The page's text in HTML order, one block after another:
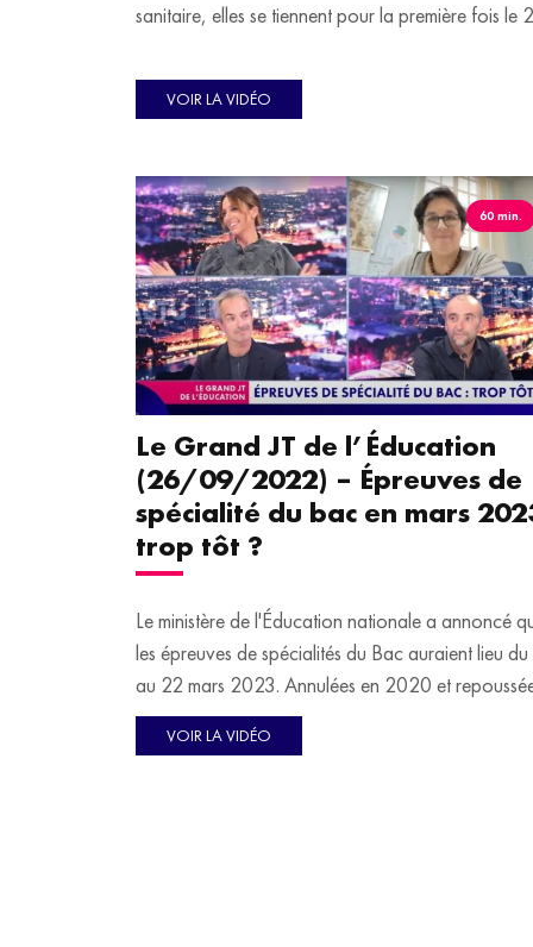
sanitaire, elles se tiennent pour la première fois le
Blanquer. Dans son "Antisèche", Emma Guessel
explique pourquoi ces épreuves suscitent de vives
VOIR LA VIDÉO
60 min.
Le Grand JT de l’Éducation
(26/09/2022) – Épreuves de
spécialité du bac en mars
trop tôt ?
Le ministère de l'Éducation nationale a annoncé
les épreuves de spécialités du Bac auraient lieu
au 22 mars 2023. Annulées en 2020 et
en 2021 en raison de la pandémie de Covid-19,
épreuves comptent pour 32% de la note finale.
VOIR LA VIDÉO